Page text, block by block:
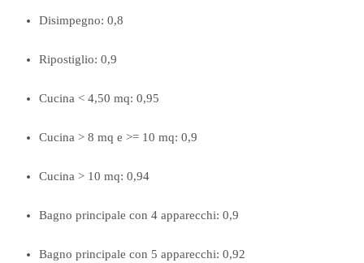
Disimpegno: 0,8
Ripostiglio: 0,9
Cucina < 4,50 mq: 0,95
Cucina > 8 mq e >= 10 mq: 0,9
Cucina > 10 mq: 0,94
Bagno principale con 4 apparecchi: 0,9
Bagno principale con 5 apparecchi: 0,92